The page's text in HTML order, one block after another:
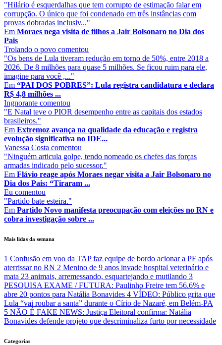
"Hilário é esquerdalhas que tem corrupto de estimação falar em
corrupção. O único que foi condenado em três instâncias com
provas dobradas inclusiv..."
Em Moraes nega visita de filhos a Jair Bolsonaro no Dia dos
Pais
Trolando o povo comentou
"Os bens de Lula tiveram redução em torno de 50%, entre 2018 a
2026. De 8 milhões para quase 5 milhões. Se ficou ruim para ele,
imagine para você ,..."
Em “PAI DOS POBRES”: Lula registra candidatura e declara
R$ 4,8 milhões ...
Ingnorante comentou
"E Natal teve o PIOR desempenho entre as capitais dos estados
brasileiros."
Em Extremoz avança na qualidade da educação e registra
evolução significativa no IDE...
Vanessa Costa comentou
"Ninguém articula golpe, tendo nomeado os chefes das forças
armadas indicado pelo sucessor."
Em Flávio reage após Moraes negar visita a Jair Bolsonaro no
Dia dos Pais: “Tiraram ...
Eu comentou
"Partido bate esteira."
Em Partido Novo manifesta preocupação com eleições no RN e
cobra investigação sobre ...
Mais lidas da semana
1 Confusão em voo da TAP faz equipe de bordo acionar a PF após
aterrissar no RN 2 Menino de 9 anos invade hospital veterinário e
mata 23 animais, arremessando, esquartejando e mutilando 3
PESQUISA EXAME / FUTURA: Paulinho Freire tem 56.6% e
abre 20 pontos para Natália Bonavides 4 VÍDEO: Público grita que
Lula “vai roubar a santa” durante o Círio de Nazaré, em Belém-PA
5 NÃO É FAKE NEWS: Justiça Eleitoral confirma: Natália
Bonavides defende projeto que descriminaliza furto por necessidade
Categorias